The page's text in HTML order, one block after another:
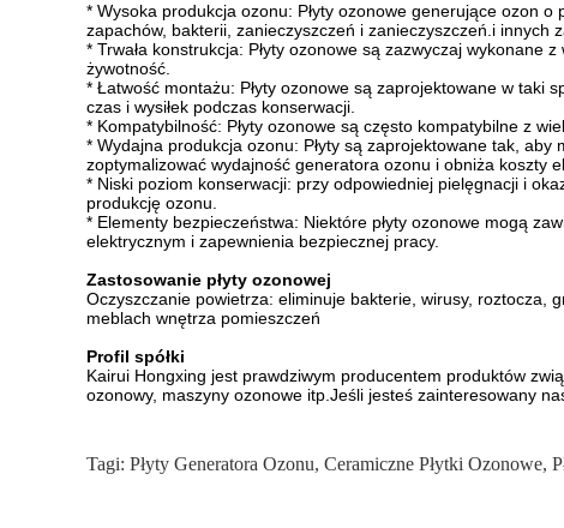
* Wysoka produkcja ozonu: Płyty ozonowe generujące ozon
zapachów, bakterii, zanieczyszczeń i zanieczyszczeń.i innych
* Trwała konstrukcja: Płyty ozonowe są zazwyczaj wykonane
żywotność.
* Łatwość montażu: Płyty ozonowe są zaprojektowane w taki
czas i wysiłek podczas konserwacji.
* Kompatybilność: Płyty ozonowe są często kompatybilne z
* Wydajna produkcja ozonu: Płyty są zaprojektowane tak,
zoptymalizować wydajność generatora ozonu i obniża koszty
* Niski poziom konserwacji: przy odpowiedniej pielęgnacji i
produkcję ozonu.
* Elementy bezpieczeństwa: Niektóre płyty ozonowe mogą
elektrycznym i zapewnienia bezpiecznej pracy.
Zastosowanie płyty ozonowej
Oczyszczanie powietrza: eliminuje bakterie, wirusy, roztocza,
meblach wnętrza pomieszczeń
Profil spółki
Kairui Hongxing jest prawdziwym producentem produktów
ozonowy, maszyny ozonowe itp.Jeśli jesteś zainteresowany
Tagi: Płyty Generatora Ozonu, Ceramiczne Płytki Ozonowe,